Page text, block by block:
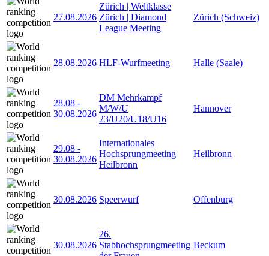
27.08.2026
Zürich | Weltklasse
Zürich | Diamond
League Meeting
Zürich (Schweiz)
28.08.2026 HLF-Wurfmeeting Halle (Saale)
28.08 -
30.08.2026
DM Mehrkampf
M/W/U
23/U20/U18/U16
Hannover
29.08 -
30.08.2026
Internationales
Hochsprungmeeting
Heilbronn
Heilbronn
30.08.2026 Speerwurf Offenburg
30.08.2026
26.
Stabhochsprungmeeting Beckum